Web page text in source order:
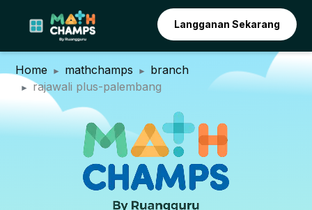
Langganan Sekarang
Home mathchamps
branch
rajawali plus-palembang